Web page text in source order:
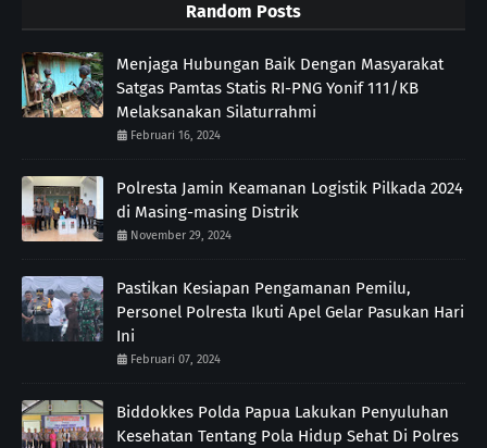
Random Posts
Menjaga Hubungan Baik Dengan Masyarakat
Satgas Pamtas Statis RI-PNG Yonif 111/KB
Melaksanakan Silaturrahmi
Februari 16, 2024
Polresta Jamin Keamanan Logistik Pilkada 2024
di Masing-masing Distrik
November 29, 2024
Pastikan Kesiapan Pengamanan Pemilu,
Personel Polresta Ikuti Apel Gelar Pasukan Hari
Ini
Februari 07, 2024
Biddokkes Polda Papua Lakukan Penyuluhan
Kesehatan Tentang Pola Hidup Sehat Di Polres